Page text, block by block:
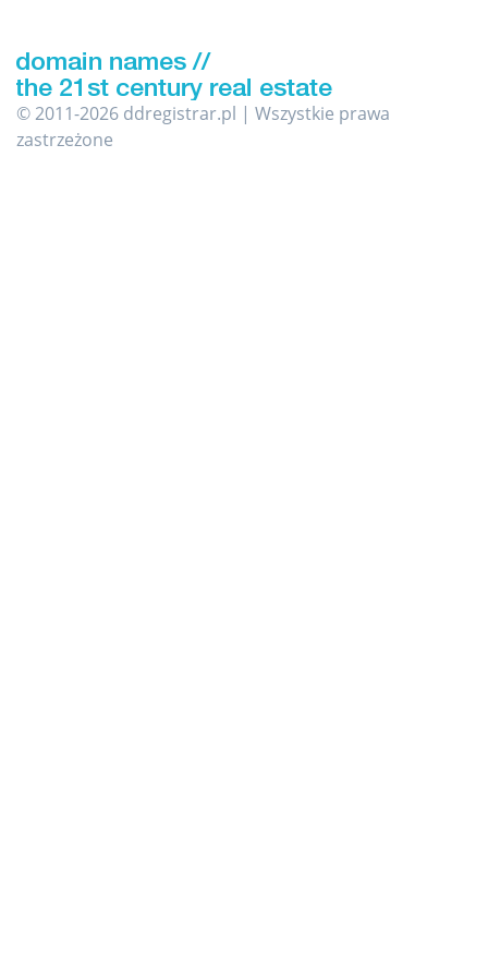
© 2011-2026 ddregistrar.pl | Wszystkie prawa
zastrzeżone